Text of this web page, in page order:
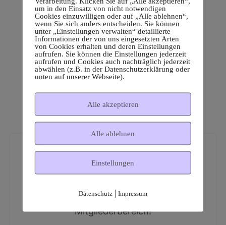
Dies ist ein geschützter
Mitgliederbereich!
um in den Einsatz von nicht notwendigen
Cookies einzuwilligen oder auf „Alle ablehnen“,
wenn Sie sich anders entscheiden. Sie können
unter „Einstellungen verwalten“ detaillierte
Informationen der von uns eingesetzten Arten
von Cookies erhalten und deren Einstellungen
aufrufen. Sie können die Einstellungen jederzeit
aufrufen und Cookies auch nachträglich jederzeit
abwählen (z.B. in der Datenschutzerklärung oder
unten auf unserer Webseite).
Alle akzeptieren
Alle ablehnen
Einstellungen
Datenschutz| Impressum